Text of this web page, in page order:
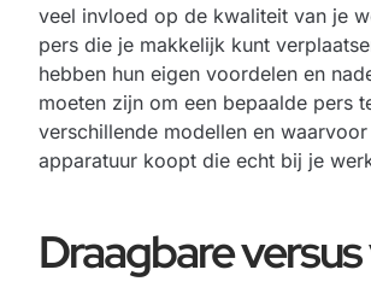
veel invloed op de kwaliteit van je
pers die je makkelijk kunt
hebben hun eigen voordelen en
moeten zijn om een bepaalde pers
verschillende modellen en
apparatuur koopt die echt bij je
Draagbare